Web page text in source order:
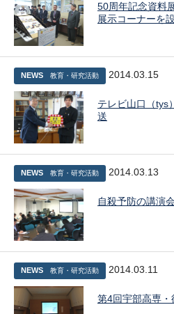
50周年記念資料
展示コーナーを
NEWS 教育・研究活動 2014.03.15
テレビ山口（tys
送
NEWS 教育・研究活動 2014.03.13
自殺予防の講演
NEWS 教育・研究活動 2014.03.11
第4回宇部高専